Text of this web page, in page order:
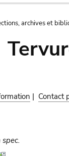
archives et
| Contact